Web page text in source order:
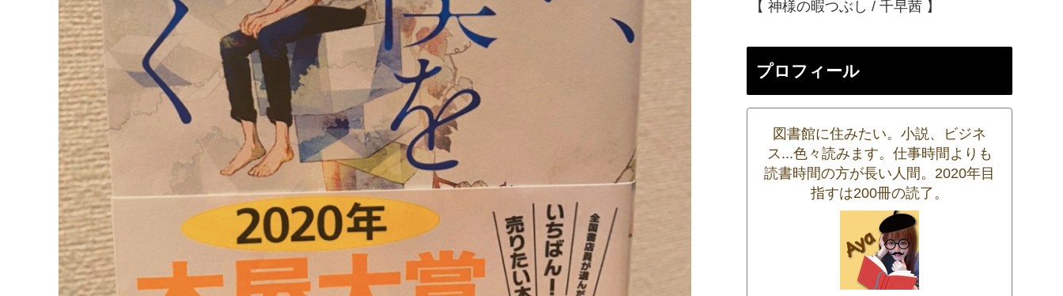
【 神様の暇つぶし / 千早茜 】
プロフィール
図書館に住みたい。小説、ビジネ
ス...色々読みます。仕事時間よりも
読書時間の方が長い人間。2020年目
指すは200冊の読了。